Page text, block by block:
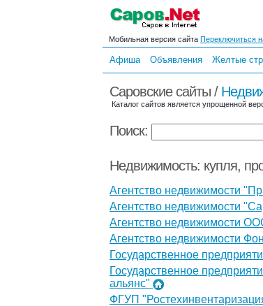
Мобильная версия сайта Переключиться
Афиша Объявления Желтые
Саровские сайты /
Каталог сайтов является упрощенной
Поиск:
Недвижимость: купля,
Агентство недвижимости
Агентство недвижимости
Агентство недвижимости
Агентство недвижимости
Государственное
Государственное
альянс"
ФГУП